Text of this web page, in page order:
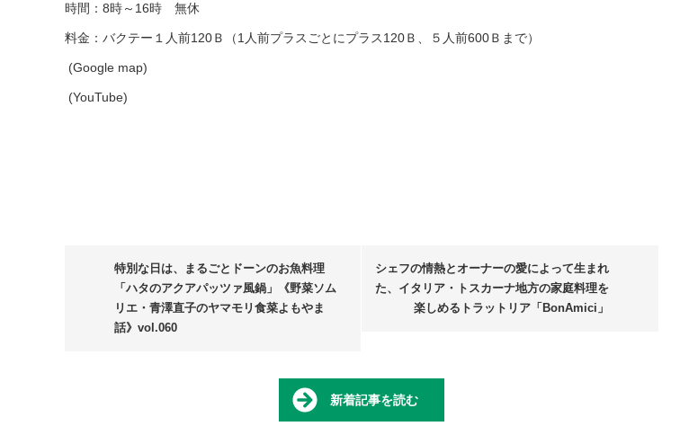
時間：8時～16時 無休
料金：バクテー１人前120Ｂ（1人前プラスごとにプラス120Ｂ、５人前600Ｂまで）
(Google map)
(YouTube)
特別な日は、まるごとドーンのお魚料理
「ハタのアクアパッツァ風鍋」《野菜ソム
リエ・青澤直子のヤマモリ食菜よもやま
話》vol.060
シェフの情熱とオーナーの愛によって生まれ
た、イタリア・トスカーナ地方の家庭料理を
楽しめるトラットリア「BonAmici」
新着記事を読む